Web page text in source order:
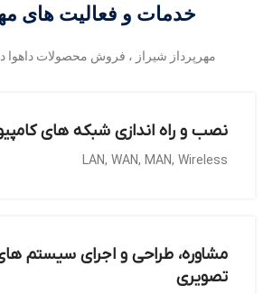
خدمات و فعالیت های
مهرپرداز شیراز ، فروش محصولات داهوا
نصب و راه اندازی شبکه های
LAN, WAN, MAN, Wireless
مشاوره، طراحی و اجرای سیستم
تصویری